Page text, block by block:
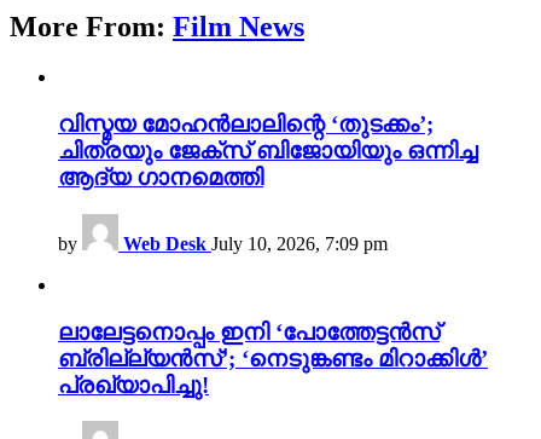
More From: Film News
വിസ്മയ മോഹൻലാലിന്റെ ‘തുടക്കം’;
ചിത്രയും ജേക്സ് ബിജോയിയും ഒന്നിച്ച
ആദ്യ ഗാനമെത്തി
by Web Desk July 10, 2026, 7:09 pm
ലാലേട്ടനൊപ്പം ഇനി ‘പോത്തേട്ടൻസ്
ബ്രില്ല്യൻസ്’; ‘നെടുങ്കണ്ടം മിറാക്കിൾ’
പ്രഖ്യാപിച്ചു!